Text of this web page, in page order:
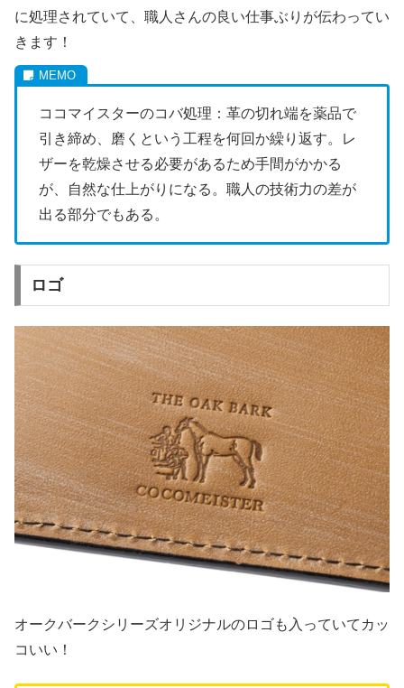
に処理されていて、職人さんの良い仕事ぶりが伝わってい
きます！
ココマイスターのコバ処理：革の切れ端を薬品で
引き締め、磨くという工程を何回か繰り返す。レ
ザーを乾燥させる必要があるため手間がかかる
が、自然な仕上がりになる。職人の技術力の差が
出る部分でもある。
ロゴ
オークバークシリーズオリジナルのロゴも入っていてカッ
コいい！